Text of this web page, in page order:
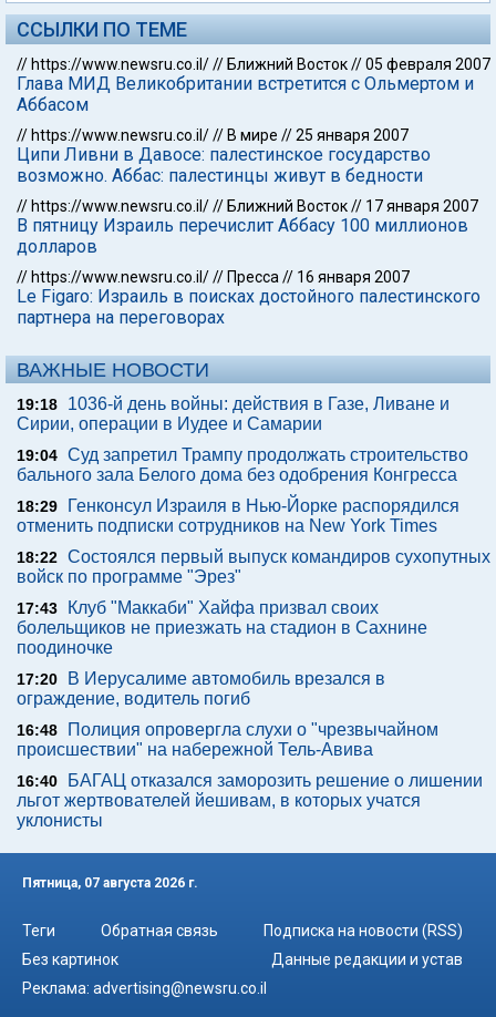
ССЫЛКИ ПО ТЕМЕ
// https://www.newsru.co.il/// Ближний Восток//05 февраля 2007
Глава МИД Великобритании встретится с Ольмертом и
Аббасом
// https://www.newsru.co.il/// В мире //25 января 2007
Ципи Ливни в Давосе: палестинское государство
возможно. Аббас: палестинцы живут в бедности
// https://www.newsru.co.il/// Ближний Восток// 17 января 2007
В пятницу Израиль перечислит Аббасу 100 миллионов
долларов
// https://www.newsru.co.il/// Пресса // 16 января 2007
Le Figaro: Израиль в поисках достойного палестинского
партнера на переговорах
ВАЖНЫЕ НОВОСТИ
19:18
1036-й день войны: действия в Газе, Ливане и
Сирии, операции в Иудее и Самарии
19:04 Суд запретил Трампу продолжать строительство
бального зала Белого дома без одобрения Конгресса
18:29
Генконсул Израиля в Нью-Йорке распорядился
отменить подписки сотрудников на New York Times
18:22 Состоялся первый выпуск командиров сухопутных
войск по программе "Эрез"
17:43
Клуб "Маккаби" Хайфа призвал своих
болельщиков не приезжать на стадион в Сахнине
поодиночке
17:20
В Иерусалиме автомобиль врезался в
ограждение, водитель погиб
16:48
Полиция опровергла слухи о "чрезвычайном
происшествии" на набережной Тель-Авива
16:40
БАГАЦ отказался заморозить решение о лишении
льгот жертвователей йешивам, в которых учатся
уклонисты
Пятница, 07 августа 2026 г.
Теги Обратная связь
Подписка на новости (RSS)
Без картинок
Данные редакции и устав
Реклама: advertising@newsru.co.il